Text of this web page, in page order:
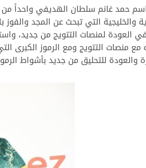
حمد غانم سلطان الهديفي واحداً
والخليجية التي تبحث عن المجد
مع منصات التتويج ومع الرموز
والعودة للتحليق من جديد بأشواط